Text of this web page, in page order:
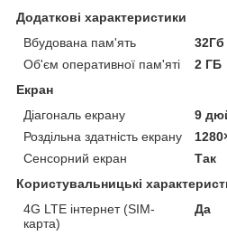
Додаткові характеристики
Вбудована пам'ять
32Гб
Об'єм оперативної пам'яті
2 ГБ
Екран
Діагональ екрану
9
Роздільна здатність екрану
Сенсорний екран
Так
Користувальницькі
4G LTE інтернет (SIM-
карта)
Да